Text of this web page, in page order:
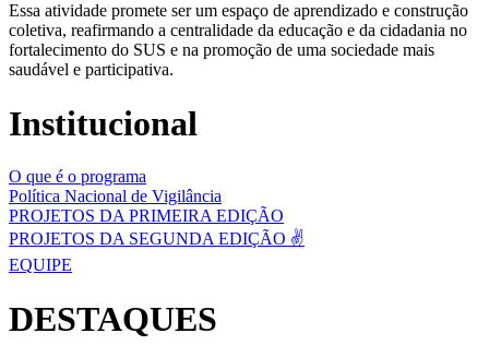
Essa atividade promete ser um espaço de aprendizado e construção
coletiva, reafirmando a centralidade da educação e da cidadania no
fortalecimento do SUS e na promoção de uma sociedade mais
saudável e participativa.
Institucional
O que é o programa
Política Nacional de Vigilância
PROJETOS DA PRIMEIRA EDIÇÃO
PROJETOS DA SEGUNDA EDIÇÃO ✌️
EQUIPE
DESTAQUES